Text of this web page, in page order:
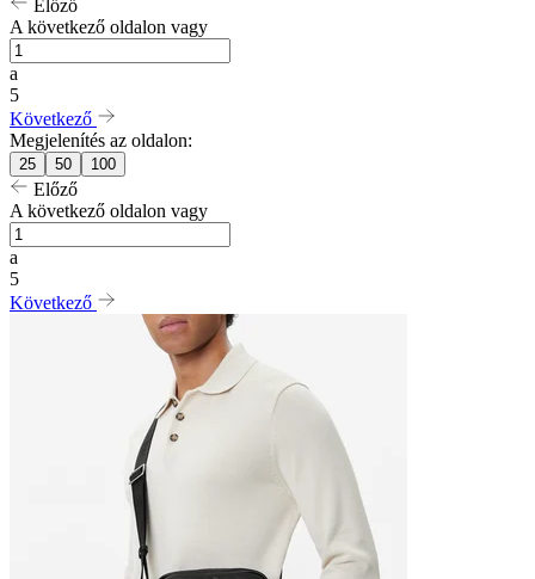
Előző
A következő oldalon vagy
a
5
Következő
Megjelenítés az oldalon:
25 50 100
Előző
A következő oldalon vagy
a
5
Következő